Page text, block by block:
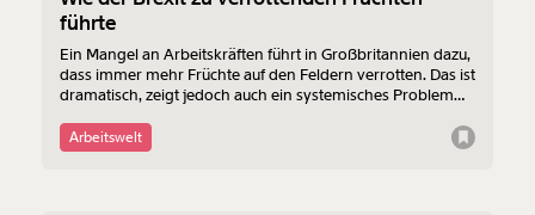
führte
Ein Mangel an Arbeitskräften führt in Großbritannien dazu,
dass immer mehr Früchte auf den Feldern verrotten. Das ist
dramatisch, zeigt jedoch auch ein systemisches Problem
Arbeitswelt